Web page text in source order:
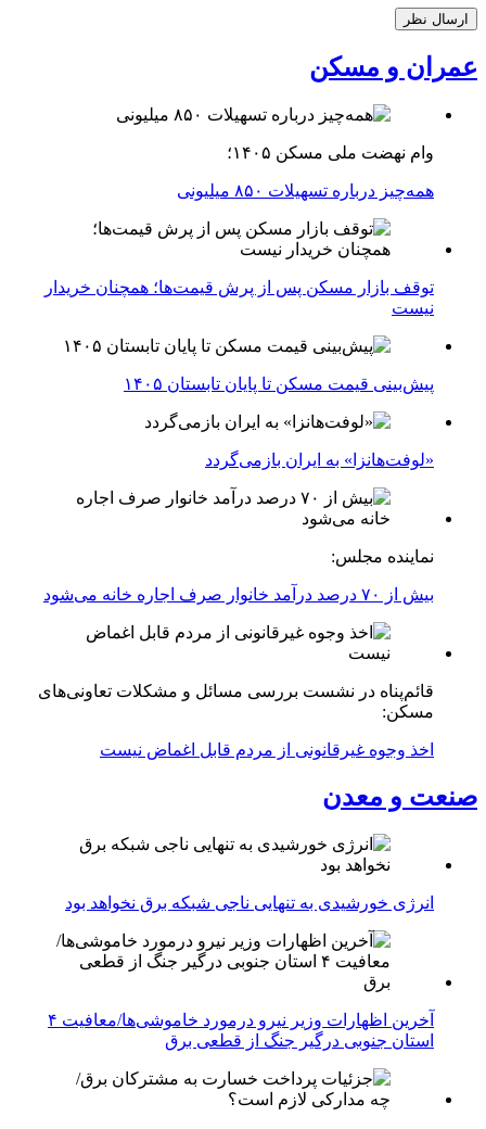
عمران و مسکن
وام نهضت ملی مسکن ۱۴۰۵؛
همه‌چیز درباره تسهیلات ۸۵۰ میلیونی
توقف بازار مسکن پس از پرش قیمت‌ها؛ همچنان خریدار
نیست
پیش‌بینی قیمت مسکن تا پایان تابستان ۱۴۰۵
«لوفت‌هانزا» به ایران بازمی‌گردد
نماینده مجلس:
بیش از ۷۰ درصد درآمد خانوار صرف اجاره خانه می‌شود
قائم‌پناه در نشست بررسی مسائل و مشکلات تعاونی‌های
مسکن:
اخذ وجوه غیرقانونی از مردم قابل اغماض نیست
صنعت و معدن
انرژی خورشیدی به تنهایی ناجی شبکه برق نخواهد بود
آخرین اظهارات وزیر نیرو درمورد خاموشی‌ها/معافیت ۴
استان جنوبی درگیر جنگ از قطعی برق